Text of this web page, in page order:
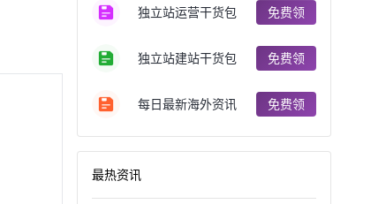
独立站运营干货包 免费领
独立站建站干货包 免费领
每日最新海外资讯 免费领
最热资讯